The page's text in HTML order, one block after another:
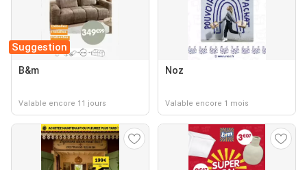
Suggestion
B&m
Valable encore 11 jours
Noz
Valable encore 1 mois